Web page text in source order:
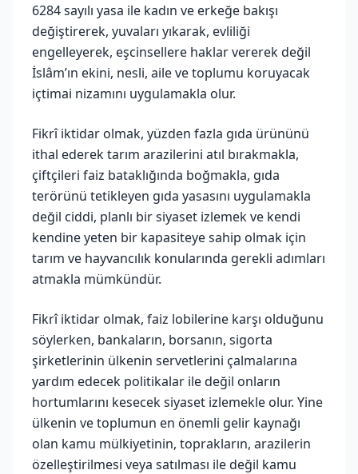
6284 sayılı yasa ile kadın ve erkeğe bakışı
değiştirerek, yuvaları yıkarak, evliliği
engelleyerek, eşcinsellere haklar vererek değil
İslâm’ın ekini, nesli, aile ve toplumu koruyacak
içtimai nizamını uygulamakla olur.
Fikrî iktidar olmak, yüzden fazla gıda ürününü
ithal ederek tarım arazilerini atıl bırakmakla,
çiftçileri faiz bataklığında boğmakla, gıda
terörünü tetikleyen gıda yasasını uygulamakla
değil ciddi, planlı bir siyaset izlemek ve kendi
kendine yeten bir kapasiteye sahip olmak için
tarım ve hayvancılık konularında gerekli adımları
atmakla mümkündür.
Fikrî iktidar olmak, faiz lobilerine karşı olduğunu
söylerken, bankaların, borsanın, sigorta
şirketlerinin ülkenin servetlerini çalmalarına
yardım edecek politikalar ile değil onların
hortumlarını kesecek siyaset izlemekle olur. Yine
ülkenin ve toplumun en önemli gelir kaynağı
olan kamu mülkiyetinin, toprakların, arazilerin
özelleştirilmesi veya satılması ile değil kamu